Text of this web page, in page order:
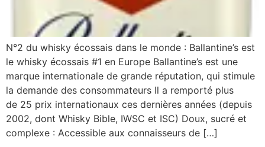
N°2 du whisky écossais dans le monde : Ballantine’s est
le whisky écossais #1 en Europe Ballantine’s est une
marque internationale de grande réputation, qui stimule
la demande des consommateurs Il a remporté plus
de 25 prix internationaux ces dernières années (depuis
2002, dont Whisky Bible, IWSC et ISC) Doux, sucré et
complexe : Accessible aux connaisseurs de […]